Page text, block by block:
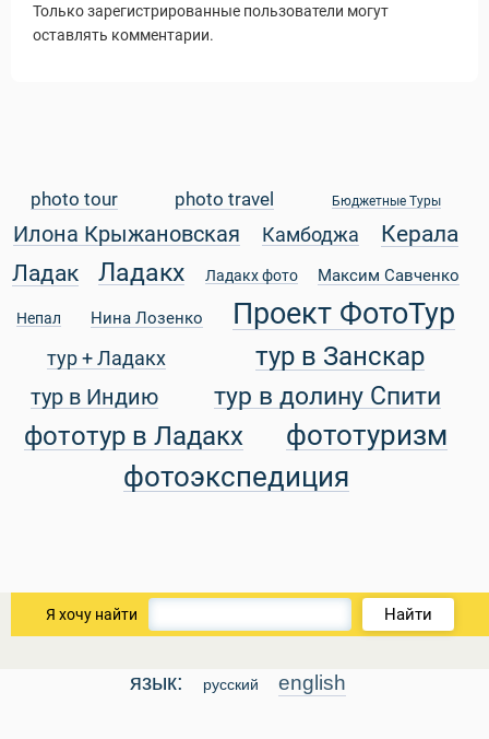
Туры
Только зарегистрированные пользователи могут
оставлять комментарии.
photo tour photo travel Бюджетные Туры
Илона Крыжановская Камбоджа
Керала
Ладак
Ладакх Ладакх фото Максим Савченко
Непал Нина Лозенко Проект ФотоТур
тур + Ладакх тур в Занскар
тур в Индию тур в долину Спити
фототур в Ладакх
фототуризм
фотоэкспедиция
Я хочу найти Найти
язык: русский english